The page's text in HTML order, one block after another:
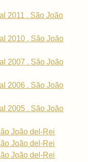
2011 . São João
2010 . São João
2007 . São João
2006 . São João
2005 . São João
João del-Rei
João del-Rei
João del-Rei